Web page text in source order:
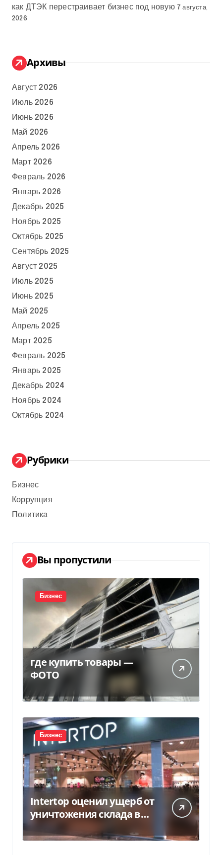
как ДТЭК перестраивает бизнес под новую 7 августа,
2026
Архивы
Август 2026
Июль 2026
Июнь 2026
Май 2026
Апрель 2026
Март 2026
Февраль 2026
Январь 2026
Декабрь 2025
Ноябрь 2025
Октябрь 2025
Сентябрь 2025
Август 2025
Июль 2025
Июнь 2025
Май 2025
Апрель 2025
Март 2025
Февраль 2025
Январь 2025
Декабрь 2024
Ноябрь 2024
Октябрь 2024
Рубрики
Бизнес
Коррупция
Политика
Вы пропустили
Бизнес
где купить товары —
ФОТО
Бизнес
Intertop оценил ущерб от
уничтожения склада в
450 млн грн